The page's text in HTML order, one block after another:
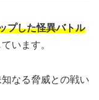
プした怪異バトル
います。
なる脅威との戦い